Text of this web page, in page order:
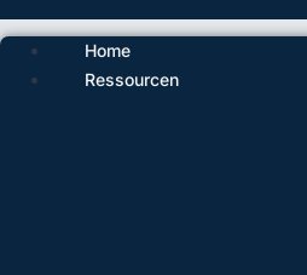
Home
Ressourcen